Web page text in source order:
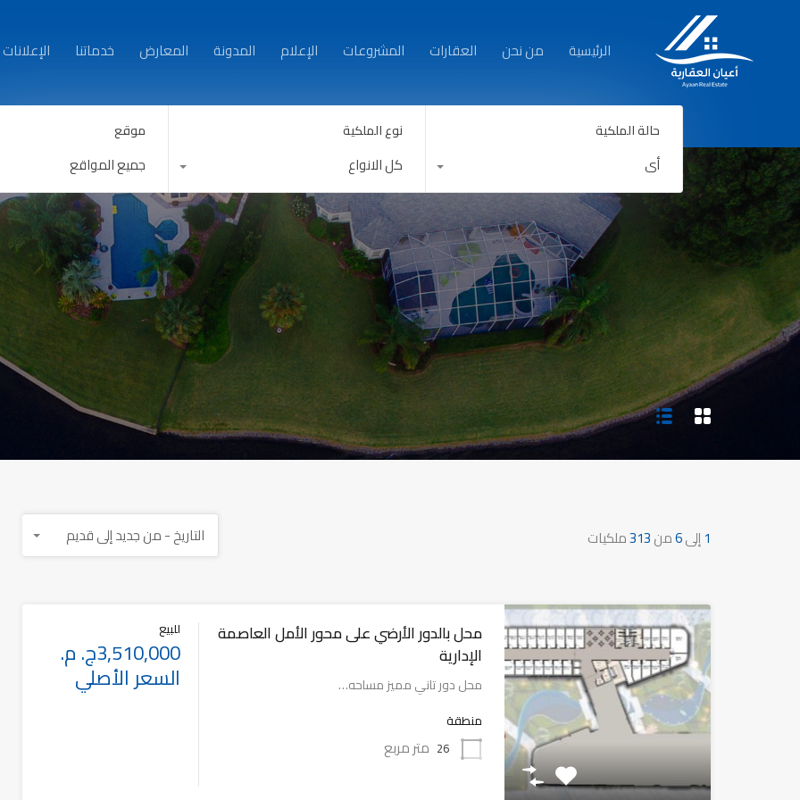
الرئيسية من نحن العقارات المشروعات الإعلام المدونة الرئيسية من نحن العقارات المشروعات الإعلام المدونة المعارض خدماتنا الإعلانات
حالة الملكية
أي
نوع الملكية
كل الانواع
موقع
جميع المواقع
1إلى6من313ملكيات التاريخ - من جديد إلى قديم
محل بالدور الأرضي على محور الأمل العاصمة
الإدارية
محل دور تاني مميز مساحه…
منطقة
26 متر مربع
للبيع
3,510,000ج. م.
السعر الأصلي